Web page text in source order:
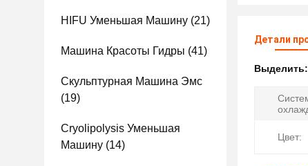
HIFU Уменьшая Машину (21)
Машина Красоты Гидры (41)
Скульптурная Машина Эмс
(19)
Cryolipolysis Уменьшая
Машину (14)
Детали
Выделить:
Цвет: